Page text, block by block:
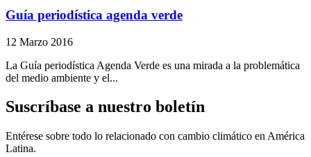
Guía periodística agenda verde
12 Marzo 2016
La Guía periodística Agenda Verde es una mirada a la problemática
del medio ambiente y el...
Suscríbase a nuestro boletín
Entérese sobre todo lo relacionado con cambio climático en América
Latina.